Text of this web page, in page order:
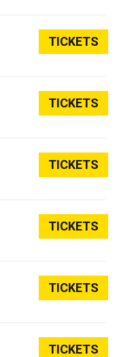
TICKETS
TICKETS
TICKETS
TICKETS
TICKETS
TICKETS